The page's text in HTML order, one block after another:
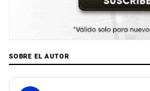
SOBRE EL AUTOR